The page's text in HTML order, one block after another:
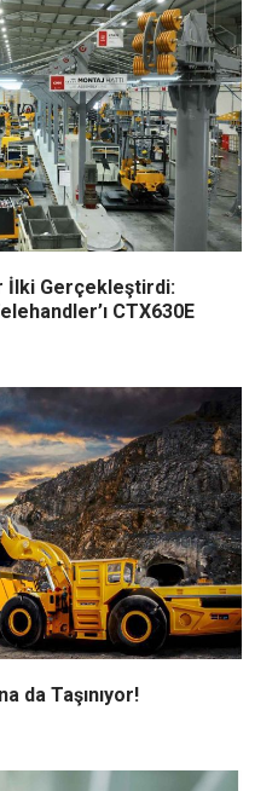
İlki Gerçekleştirdi:
CTX630E
da Taşınıyor!